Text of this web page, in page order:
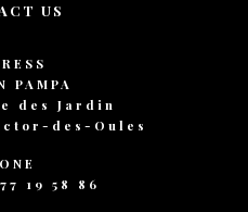
US
PAMPA
des Jardin
des-Oules
19 58 86